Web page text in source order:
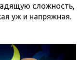
сложность,
уж и напряжная.